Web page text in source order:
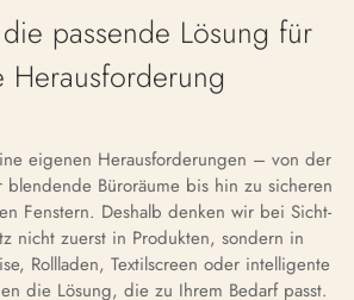
passende Lösung für
Herausforderung
eigenen Herausforderungen – von der
blendende Büroräume bis hin zu sicheren
Fenstern. Deshalb denken wir bei Sicht-
nicht zuerst in Produkten, sondern in
Rollladen, Textilscreen oder intelligente
die Lösung, die zu Ihrem Bedarf passt.